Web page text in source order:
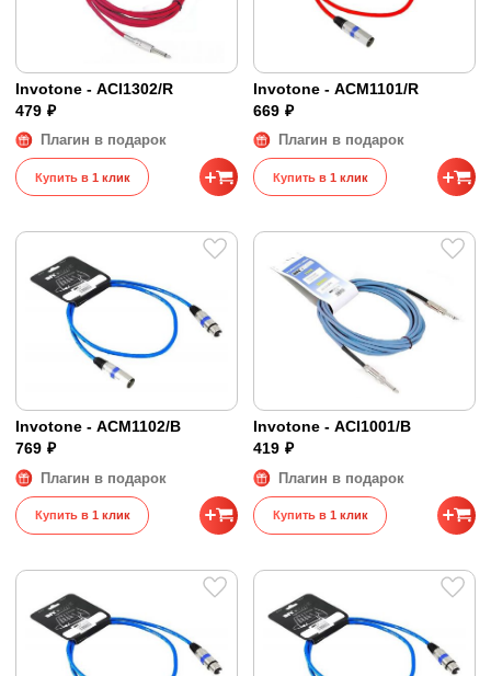
Invotone - ACI1302/R
479 ₽
Плагин в подарок
Купить в 1 клик
Invotone - ACM1101/R
669 ₽
Плагин в подарок
Купить в 1 клик
Invotone - ACM1102/B
769 ₽
Плагин в подарок
Купить в 1 клик
Invotone - ACI1001/B
419 ₽
Плагин в подарок
Купить в 1 клик